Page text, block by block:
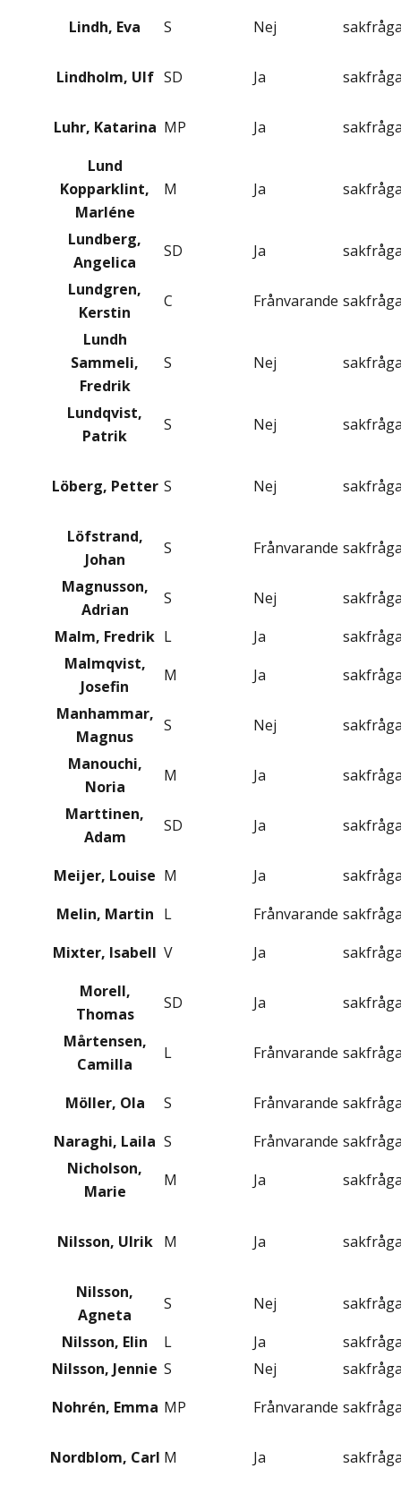
Lindh, Eva S Nej
Lindholm, Ulf SD Ja
Luhr, Katarina MP Ja
Lund
Kopparklint,
Marléne
M Ja
Lundberg,
Angelica
SD Ja
Lundgren,
Kerstin
C Frånvarande
Lundh
Sammeli,
Fredrik
S Nej
Lundqvist,
Patrik
S Nej
Löberg, Petter S Nej
Löfstrand,
Johan
S Frånvarande
Magnusson,
Adrian
S Nej
Malm, Fredrik L Ja
Malmqvist,
Josefin
M Ja
Manhammar,
Magnus
S Nej
Manouchi,
Noria
M Ja
Marttinen,
Adam
SD Ja
Meijer, Louise M Ja
Melin, Martin L Frånvarande
Mixter, Isabell V Ja
Morell,
Thomas
SD Ja
Mårtensen,
Camilla
L Frånvarande
Möller, Ola S Frånvarande
Naraghi, Laila S Frånvarande
Nicholson,
Marie
M Ja
Nilsson, Ulrik M Ja
Nilsson,
Agneta
S Nej
Nilsson, Elin
L Ja
Nilsson, Jennie S Nej
Nohrén, Emma MP Frånvarande
Nordblom, Carl M Ja